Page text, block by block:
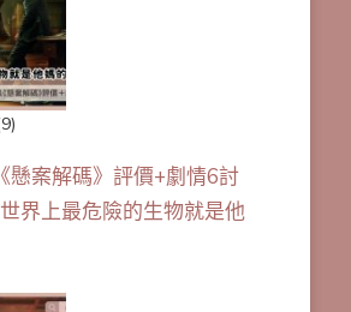
案解碼》評價+劇情6討
界上最危險的生物就是他